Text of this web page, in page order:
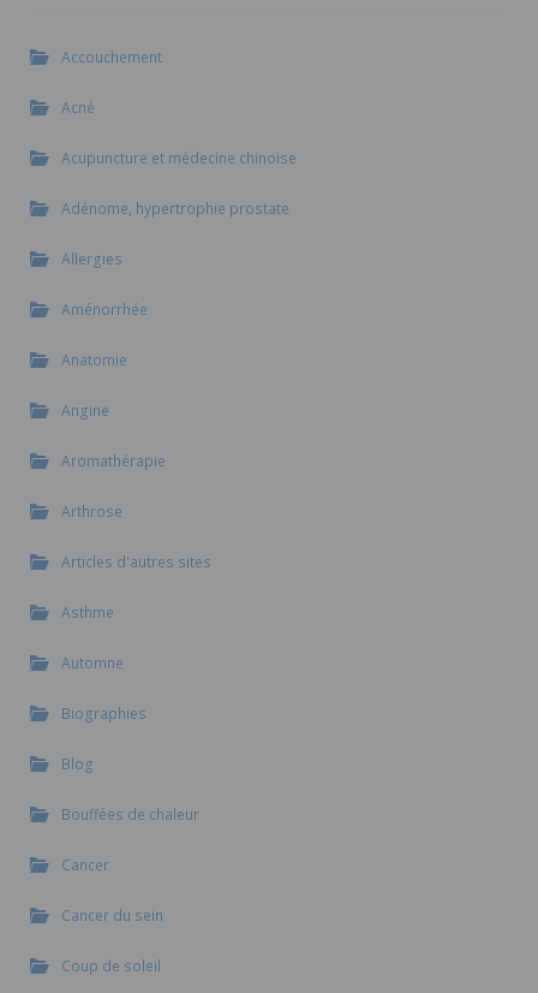
Accouchement
Acné
Acupuncture et médecine chinoise
Adénome, hypertrophie prostate
Allergies
Aménorrhée
Anatomie
Angine
Aromathérapie
Arthrose
Articles d'autres sites
Asthme
Automne
Biographies
Blog
Bouffées de chaleur
Cancer
Cancer du sein
Coup de soleil